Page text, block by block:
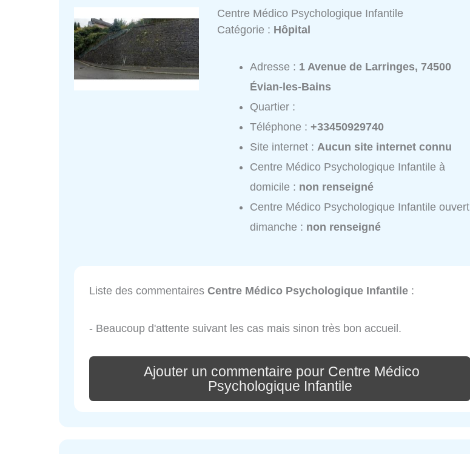
Centre Médico Psychologique Infantile
Catégorie : Hôpital
Adresse : 1 Avenue de Larringes, 74500
Évian-les-Bains
Quartier :
Téléphone :+33450929740
Site internet :Aucun site internet connu
Centre Médico Psychologique Infantile à
domicile : non renseigné
Centre Médico Psychologique Infantile ouvert
dimanche : non renseigné
Liste des commentaires Centre Médico Psychologique Infantile :
- Beaucoup d'attente suivant les cas mais sinon très bon accueil.
Ajouter un commentaire pour Centre Médico
Psychologique Infantile